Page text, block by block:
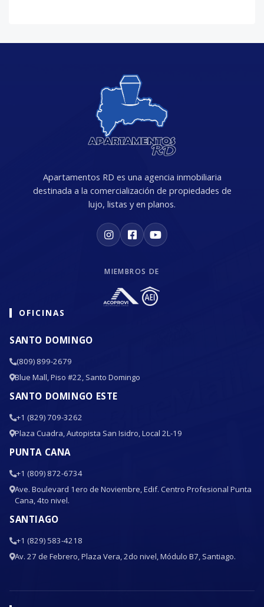
Apartamentos RD es una agencia inmobiliaria
destinada a la comercialización de propiedades de
lujo, listas y en planos.
MIEMBROS DE
OFICINAS
SANTO DOMINGO
(809) 899-2679
Blue Mall, Piso #22, Santo Domingo
SANTO DOMINGO ESTE
+1 (829) 709-3262
Plaza Cuadra, Autopista San Isidro, Local 2L-19
PUNTA CANA
+1 (809) 872-6734
Ave. Boulevard 1ero de Noviembre, Edif. Centro Profesional Punta
Cana, 4to nivel.
SANTIAGO
+1 (829) 583-4218
Av. 27 de Febrero, Plaza Vera, 2do nivel, Módulo B7, Santiago.